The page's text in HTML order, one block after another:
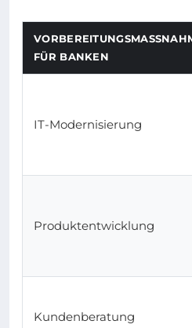
ÜR BANKEN
IT-Modernisierung
Produktentwicklung
Kundenberatung